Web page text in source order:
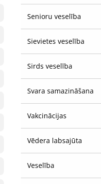
Senioru veselība
Sievietes veselība
Sirds veselība
Svara samazināšana
Vakcinācijas
Vēdera labsajūta
Veselība